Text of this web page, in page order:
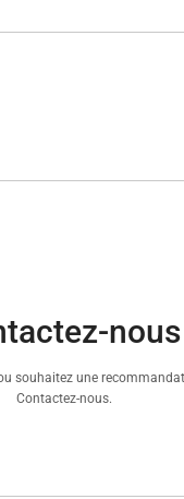
nous
souhaitez une
Contactez-nous.